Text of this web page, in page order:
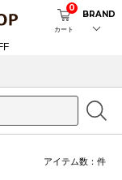
カート
0
BRAND
アイテム数： 件